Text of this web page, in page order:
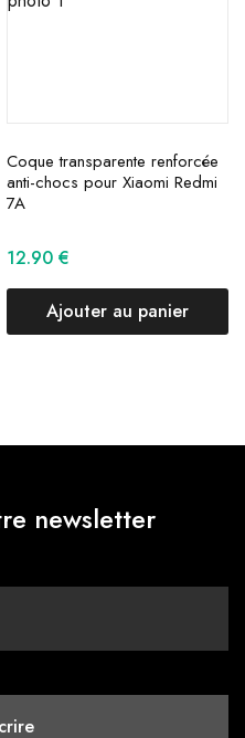
Coque transparente renforcée
anti-chocs pour Xiaomi Redmi
7A
12.90 €
Ajouter au panier
newsletter